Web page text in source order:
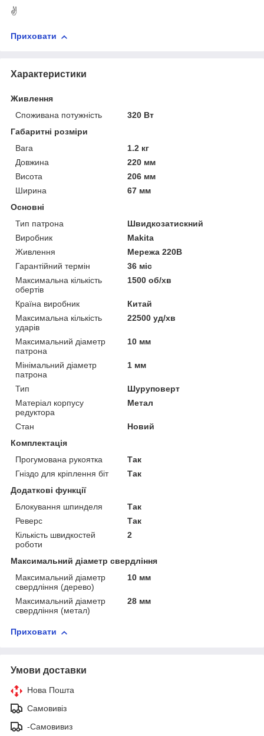
✌
Приховати
Характеристики
Живлення
Споживана потужність
320 Вт
Габаритні розміри
Вага
1.2 кг
Довжина
220 мм
Висота
206 мм
Ширина
67 мм
Основні
Тип патрона
Швидкозатискний
Виробник
Makita
Живлення
Мережа 220В
Гарантійний термін
36 міс
Максимальна кількість
обертів
1500 об/хв
Країна виробник
Китай
Максимальна кількість
ударів
22500 уд/хв
Максимальний діаметр
патрона
10 мм
Мінімальний діаметр
патрона
1 мм
Тип
Шуруповерт
Матеріал корпусу
редуктора
Метал
Стан
Новий
Комплектація
Прогумована рукоятка
Так
Гніздо для кріплення біт
Так
Додаткові функції
Блокування шпинделя
Так
Реверс
Так
Кількість швидкостей
роботи
2
Максимальний діаметр свердління
Максимальний діаметр
свердління (дерево)
10 мм
Максимальний діаметр
свердління (метал)
28 мм
Приховати
Умови доставки
Нова Пошта
Самовивіз
-Самовивиз